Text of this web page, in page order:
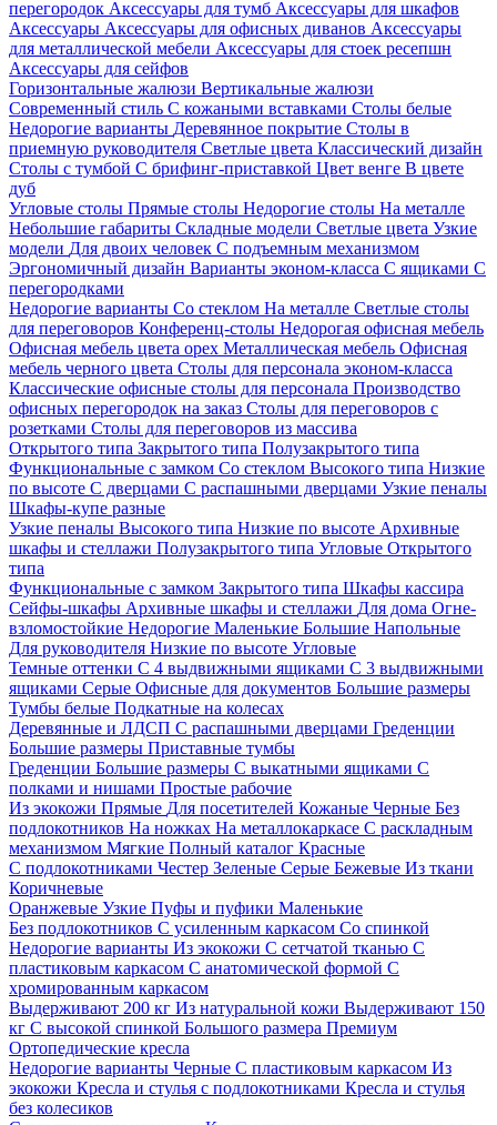
перегородок Аксессуары для тумб Аксессуары для шкафов
Аксессуары Аксессуары для офисных диванов Аксессуары
для металлической мебели Аксессуары для стоек ресепшн
Аксессуары для сейфов
Горизонтальные жалюзи Вертикальные жалюзи
Современный стиль С кожаными вставками Столы белые
Недорогие варианты Деревянное покрытие Столы в
приемную руководителя Светлые цвета Классический дизайн
Столы с тумбой С брифинг-приставкой Цвет венге В цвете
дуб
Угловые столы Прямые столы Недорогие столы На металле
Небольшие габариты Складные модели Светлые цвета Узкие
модели Для двоих человек С подъемным механизмом
Эргономичный дизайн Варианты эконом-класса С ящиками С
перегородками
Недорогие варианты Со стеклом На металле Светлые столы
для переговоров Конференц-столы Недорогая офисная мебель
Офисная мебель цвета орех Металлическая мебель Офисная
мебель черного цвета Столы для персонала эконом-класса
Классические офисные столы для персонала Производство
офисных перегородок на заказ Столы для переговоров с
розетками Столы для переговоров из массива
Открытого типа Закрытого типа Полузакрытого типа
Функциональные с замком Со стеклом Высокого типа Низкие
по высоте С дверцами С распашными дверцами Узкие пеналы
Шкафы-купе разные
Узкие пеналы Высокого типа Низкие по высоте Архивные
шкафы и стеллажи Полузакрытого типа Угловые Открытого
типа
Функциональные с замком Закрытого типа Шкафы кассира
Сейфы-шкафы Архивные шкафы и стеллажи Для дома Огне-
взломостойкие Недорогие Маленькие Большие Напольные
Для руководителя Низкие по высоте Угловые
Темные оттенки С 4 выдвижными ящиками С 3 выдвижными
ящиками Серые Офисные для документов Большие размеры
Тумбы белые Подкатные на колесах
Деревянные и ЛДСП С распашными дверцами Греденции
Большие размеры Приставные тумбы
Греденции Большие размеры С выкатными ящиками С
полками и нишами Простые рабочие
Из экокожи Прямые Для посетителей Кожаные Черные Без
подлокотников На ножках На металлокаркасе С раскладным
механизмом Мягкие Полный каталог Красные
С подлокотниками Честер Зеленые Серые Бежевые Из ткани
Коричневые
Оранжевые Узкие Пуфы и пуфики Маленькие
Без подлокотников С усиленным каркасом Со спинкой
Недорогие варианты Из экокожи С сетчатой тканью С
пластиковым каркасом С анатомической формой С
хромированным каркасом
Выдерживают 200 кг Из натуральной кожи Выдерживают 150
кг С высокой спинкой Большого размера Премиум
Ортопедические кресла
Недорогие варианты Черные С пластиковым каркасом Из
экокожи Кресла и стулья с подлокотниками Кресла и стулья
без колесиков